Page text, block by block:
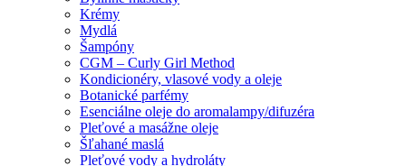
Krémy
Mydlá
Šampóny
CGM – Curly Girl Method
Kondicionéry, vlasové vody a oleje
Botanické parfémy
Esenciálne oleje do aromalampy/difuzéra
Pleťové a masážne oleje
Šľahané maslá
Pleťové vody a hydroláty